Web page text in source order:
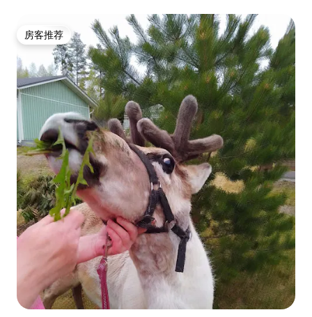
房客推荐
房客推荐